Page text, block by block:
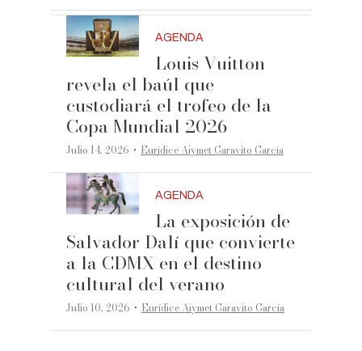
AGENDA
Louis Vuitton
revela el baúl que
custodiará el trofeo de la
Copa Mundial 2026
Julio 14, 2026 ·Eurídice Aiymet Garavito García
AGENDA
La exposición de
Salvador Dalí que convierte
a la CDMX en el destino
cultural del verano
Julio 10, 2026 ·Eurídice Aiymet Garavito García